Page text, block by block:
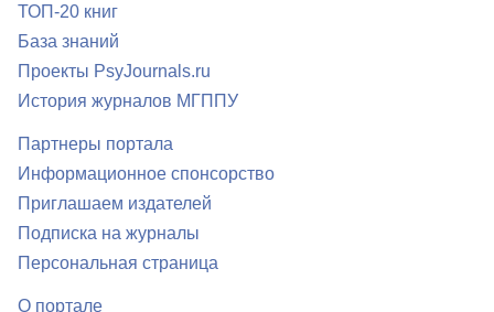
ТОП-20 книг
База знаний
Проекты PsyJournals.ru
История журналов МГППУ
Партнеры портала
Информационное спонсорство
Приглашаем издателей
Подписка на журналы
Персональная страница
О портале